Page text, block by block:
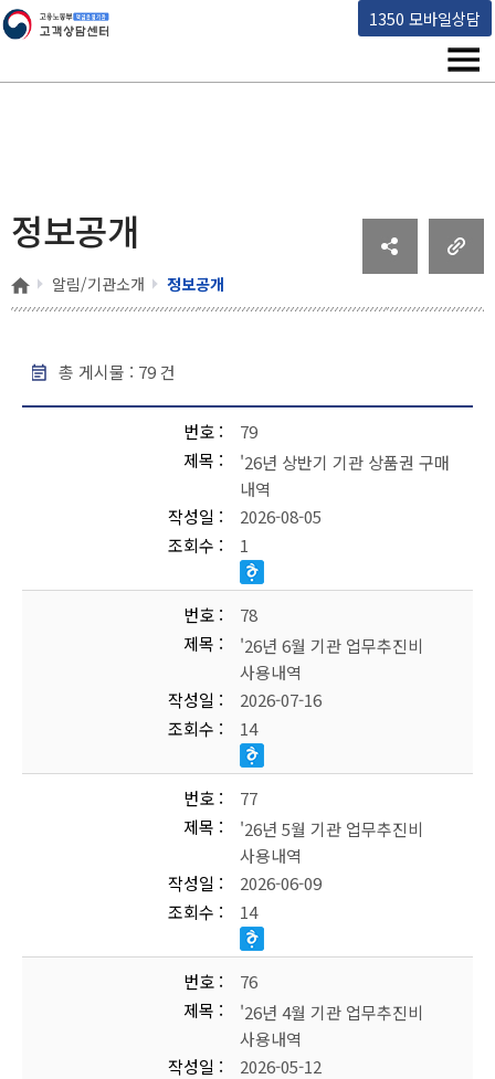
1350 모바일상담
고용노동부 책임운영기관 고객상담센터
메
정보공개
홈 알림/기관소개 정보공개
총 게시물 : 79건
정보공개 - 번호, 제목, 작성일, 조회 , 파일
번호
79
제목
'26년 상반기 기관 상품권 구매
내역
작성일
2026-08-05
조회수
1
번호
78
제목
'26년 6월 기관 업무추진비
사용내역
작성일
2026-07-16
조회수
14
번호
77
제목
'26년 5월 기관 업무추진비
사용내역
작성일
2026-06-09
조회수
14
번호
76
제목
'26년 4월 기관 업무추진비
사용내역
작성일
2026-05-12